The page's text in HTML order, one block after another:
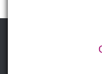
Flamaddidle